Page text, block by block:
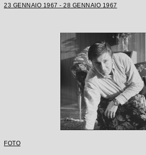
23 GENNAIO 1967 - 28 GENNAIO 1967
FOTO